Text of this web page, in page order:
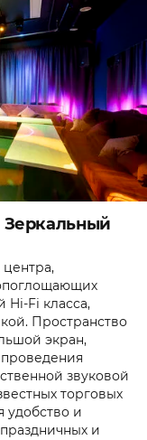
Зеркальный
Fi класса,
Пространство
экран,
звуковой
торговых
удобство и
и